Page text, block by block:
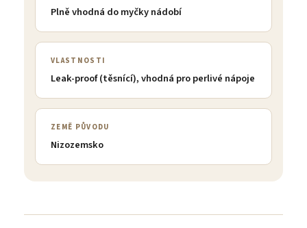
Plně vhodná do myčky nádobí
VLASTNOSTI
Leak-proof (těsnící), vhodná pro perlivé nápoje
ZEMĚ PŮVODU
Nizozemsko